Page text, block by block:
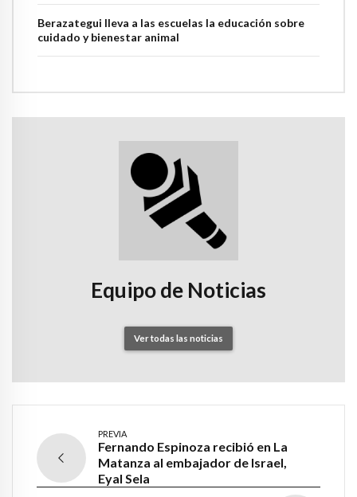
Berazategui lleva a las escuelas la educación sobre
cuidado y bienestar animal
Equipo de Noticias
Ver todas las noticias
PREVIA
Fernando Espinoza recibió en La
Matanza al embajador de Israel,
Eyal Sela